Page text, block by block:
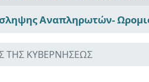
Αναπληρωτών-
ΤΗΣ ΚΥΒΕΡΝΗΣΕΩΣ